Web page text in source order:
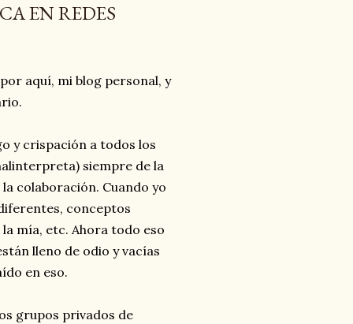
EN REDES
aquí, mi blog personal, y
y crispación a todos los
siempre de la
colaboración. Cuando yo
conceptos
mía, etc. Ahora todo eso
lleno de odio y vacías
en eso.
grupos privados de